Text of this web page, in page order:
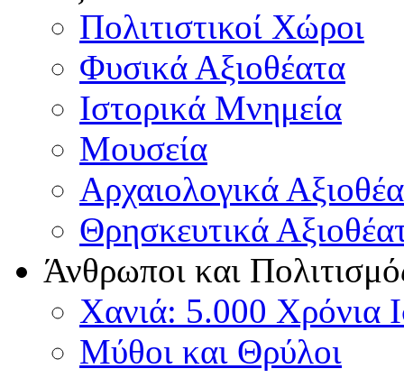
Πολιτιστικοί Χώροι
Φυσικά Αξιοθέατα
Ιστορικά Μνημεία
Μουσεία
Αρχαιολογικά
Θρησκευτικά
Άνθρωποι και
Χανιά: 5.000 Χρόνια
Μύθοι και Θρύλοι